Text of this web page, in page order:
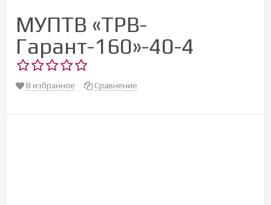
МУПТВ «ТРВ-
Гарант-160»-40-4
В избранное Сравнение